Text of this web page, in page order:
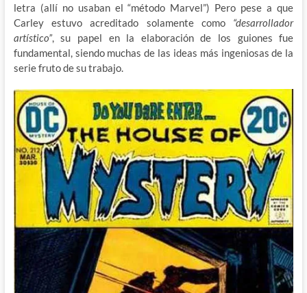
letra (allí no usaban el “método Marvel”) Pero pese a que
Carley estuvo acreditado solamente como “desarrollador
artístico”, su papel en la elaboración de los guiones fue
fundamental, siendo muchas de las ideas más ingeniosas de la
serie fruto de su trabajo.